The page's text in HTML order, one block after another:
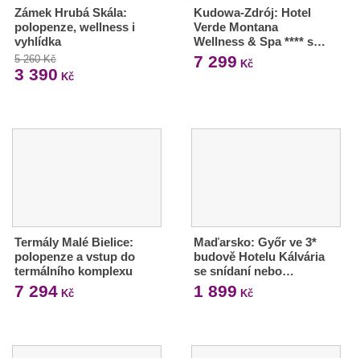
Zámek Hrubá Skála:
polopenze, wellness i
vyhlídka
5 260 Kč
3 390 Kč
Kudowa-Zdrój: Hotel
Verde Montana
Wellness & Spa **** s…
7 299 Kč
Termály Malé Bielice:
polopenze a vstup do
termálního komplexu
7 294 Kč
Maďarsko: Győr ve 3*
budově Hotelu Kálvária
se snídaní nebo…
1 899 Kč